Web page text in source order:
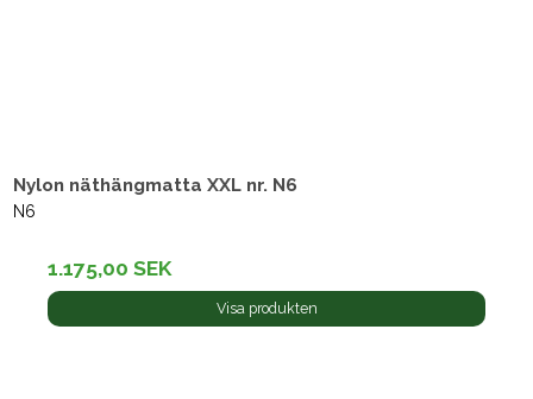
Nylon näthängmatta XXL nr. N6
N6
1.175,00 SEK
Visa produkten